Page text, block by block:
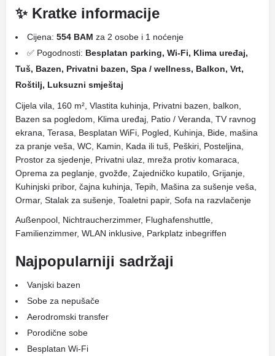
✨ Kratke informacije
Cijena: 554 BAM za 2 osobe i 1 noćenje
✅ Pogodnosti: Besplatan parking, Wi-Fi, Klima uređaj,
Tuš, Bazen, Privatni bazen, Spa / wellness, Balkon, Vrt,
Roštilj, Luksuzni smještaj
Cijela vila, 160 m², Vlastita kuhinja, Privatni bazen, balkon,
Bazen sa pogledom, Klima uređaj, Patio / Veranda, TV ravnog
ekrana, Terasa, Besplatan WiFi, Pogled, Kuhinja, Bide, mašina
za pranje veša, WC, Kamin, Kada ili tuš, Peškiri, Posteljina,
Prostor za sjedenje, Privatni ulaz, mreža protiv komaraca,
Oprema za peglanje, gvožđe, Zajedničko kupatilo, Grijanje,
Kuhinjski pribor, čajna kuhinja, Tepih, Mašina za sušenje veša,
Ormar, Stalak za sušenje, Toaletni papir, Sofa na razvlačenje
Außenpool, Nichtraucherzimmer, Flughafenshuttle,
Familienzimmer, WLAN inklusive, Parkplatz inbegriffen
Najpopularniji sadržaji
Vanjski bazen
Sobe za nepušače
Aerodromski transfer
Porodične sobe
Besplatan Wi-Fi